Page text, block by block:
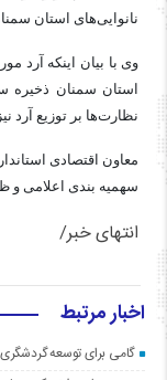
نانوایی‌های استان
وی با بیان اینکه آرد
استان سمنان ذخیره
نظارت‌ها بر توزیع آرد
معاون اقتصادی
سهمیه بندی اعلامی و
انتهای خبر/
اخبار مرتبط
گامی برای توسعه